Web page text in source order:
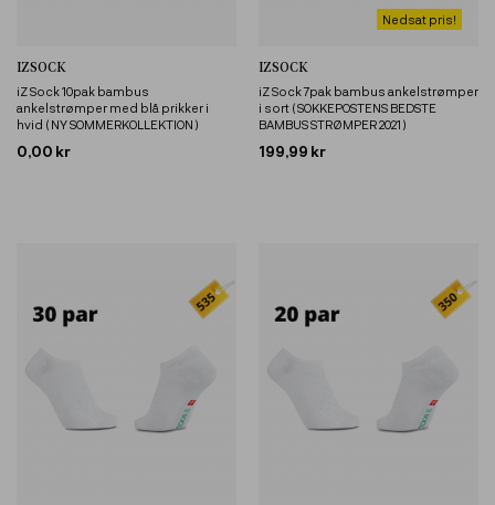
IZSOCK
iZ Sock 10pak bambus
ankelstrømper med blå prikker i
hvid ( NY SOMMERKOLLEKTION )
0,00 kr
Nedsat pris!
IZSOCK
iZ Sock 7pak bambus ankelstrømper
i sort ( SOKKEPOSTENS BEDSTE
BAMBUS STRØMPER 2021 )
199,99 kr